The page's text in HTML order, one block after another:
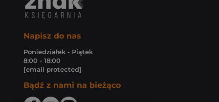
Napisz do nas
Poniedziałek - Piątek
8:00 - 18:00
[email protected]
Bądź z nami na bieżąco